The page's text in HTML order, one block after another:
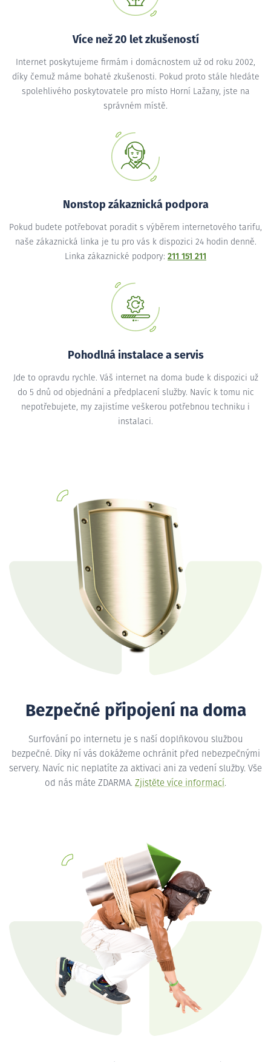
Více než 20 let zkušeností
Internet poskytujeme firmám i domácnostem už od roku 2002,
díky čemuž máme bohaté zkušenosti. Pokud proto stále hledáte
spolehlivého poskytovatele pro místo Horní Lažany, jste na
správném místě.
Nonstop zákaznická podpora
Pokud budete potřebovat poradit s výběrem internetového tarifu,
naše zákaznická linka je tu pro vás k dispozici 24 hodin denně.
Linka zákaznické podpory: 211 151 211
Pohodlná instalace a servis
Jde to opravdu rychle. Váš internet na doma bude k dispozici už
do 5 dnů od objednání a předplacení služby. Navíc k tomu nic
nepotřebujete, my zajistíme veškerou potřebnou techniku i
instalaci.
Bezpečné připojení na doma
Surfování po internetu je s naší doplňkovou službou
bezpečné. Díky ní vás dokážeme ochránit před nebezpečnými
servery. Navíc nic neplatíte za aktivaci ani za vedení služby. Vše
od nás máte ZDARMA. Zjistěte více informací.